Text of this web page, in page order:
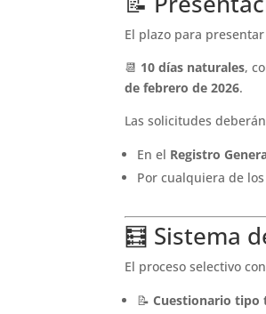
El plazo para
📆 10 días naturales,
de febrero de 2026.
Las solicitudes
En el Registro
Por cualquiera de
🧮 Sistema
El proceso selectivo
📝 Cuestionario tipo